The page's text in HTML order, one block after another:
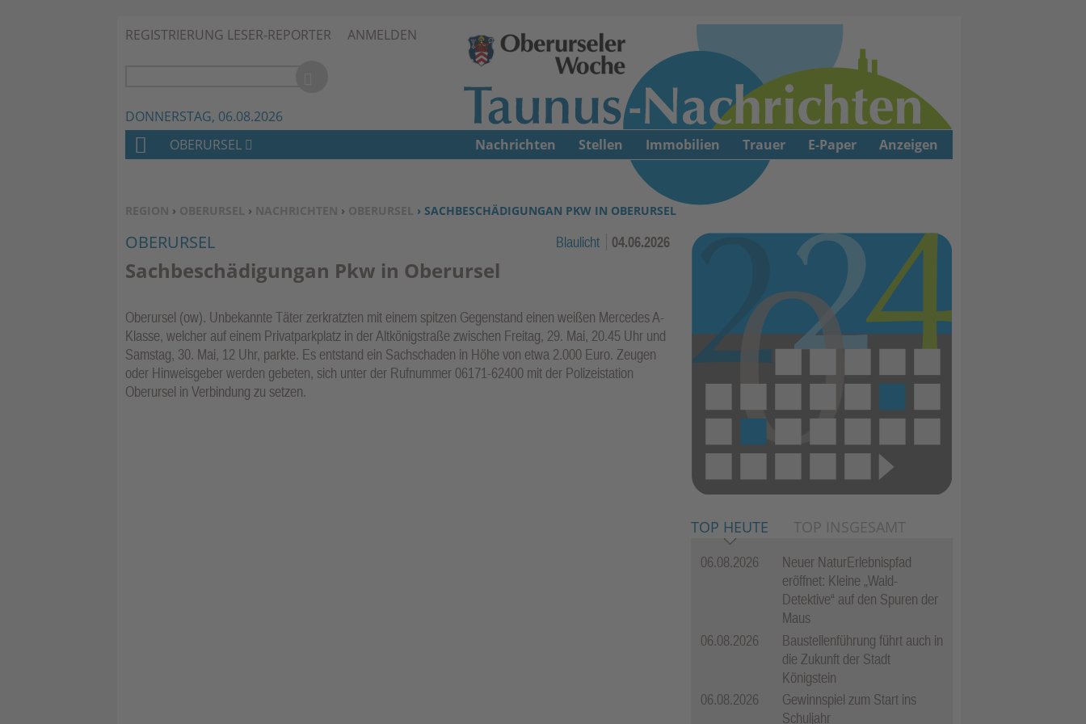
Zum Inhalt springen ↓
REGISTRIERUNG LESER-REPORTER ANMELDEN
DONNERSTAG, 06.08.2026
SIE BEFINDEN SICH HIER:
REGION › OBERURSEL › NACHRICHTEN › OBERURSEL › SACHBESCHÄDIGUNGAN PKW IN OBERURSEL
OBERURSEL Blaulicht 04.06.2026
Sachbeschädigungan Pkw in Oberursel
Oberursel (ow). Unbekannte Täter zerkratzten mit einem spitzen Gegenstand einen weißen Mercedes A-
Klasse, welcher auf einem Privatparkplatz in der Altkönigstraße zwischen Freitag, 29. Mai, 20.45 Uhr und
Samstag, 30. Mai, 12 Uhr, parkte. Es entstand ein Sachschaden in Höhe von etwa 2.000 Euro. Zeugen
oder Hinweisgeber werden gebeten, sich unter der Rufnummer 06171-62400 mit der Polizeistation
Oberursel in Verbindung zu setzen.
TOP HEUTE TOP INSGESAMT
06.08.2026
Neuer NaturErlebnispfad
eröffnet: Kleine „Wald-
Detektive“ auf den Spuren der
Maus
06.08.2026
Baustellenführung führt auch in
die Zukunft der Stadt
Königstein
06.08.2026
Gewinnspiel zum Start ins
Schuljahr
H
M
E
OBERURSEL Nachrichten Stellen Immobilien Trauer E-Paper Anzeigen